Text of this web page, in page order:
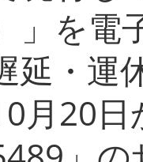
」を電
延・運
月20